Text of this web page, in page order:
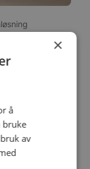
×
å
bruke
av